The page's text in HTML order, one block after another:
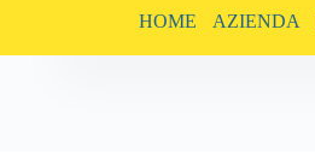
HOME AZIENDA